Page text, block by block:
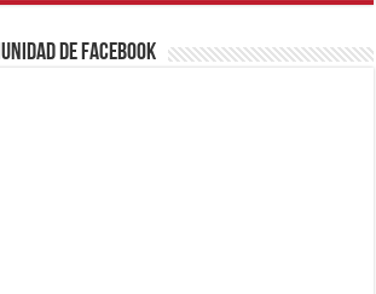
de Facebook